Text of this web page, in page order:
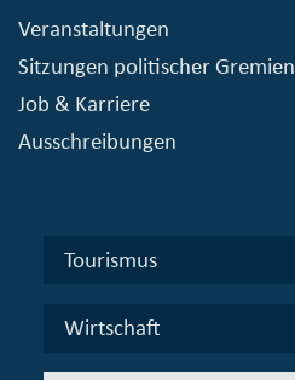
Veranstaltungen
Sitzungen politischer Gremien
Job & Karriere
Ausschreibungen
Tourismus
Wirtschaft